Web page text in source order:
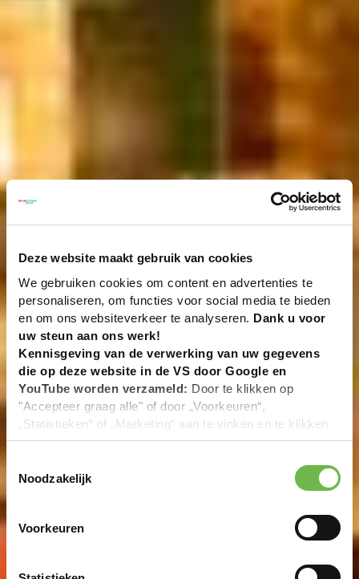
Deze website maakt gebruik van cookies
We gebruiken cookies om content en advertenties te
personaliseren, om functies voor social media te bieden
en om ons websiteverkeer te analyseren. Dank u voor
uw steun aan ons werk!
Kennisgeving van de verwerking van uw gegevens
die op deze website in de VS door Google en
YouTube worden verzameld: Door te klikken op
"Accepteer graag alle" of door „Voorkeuren“,
„Statistieken“ of „Marketing“ aan te vinken en te klikken
op "Selectie handmatig instellen", stemt u er ook mee in
overeenstemming met Art. 49 (1) zin 1 lit. a DSGVO. De
VS zijn door het Europees Hof van Justitie beoordeeld
gegevensbescherming volgens EU-normen. In het
Amerikaanse autoriteiten worden verwerkt voor controle-
Noodzakelijk
Voorkeuren